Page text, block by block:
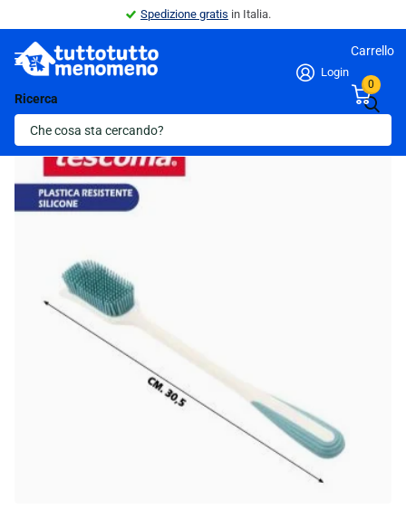
Spedizione gratis in Italia.
Ricerca
Login
Carrello
0
Indietro